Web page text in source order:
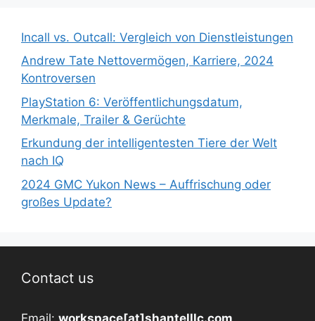
Incall vs. Outcall: Vergleich von Dienstleistungen
Andrew Tate Nettovermögen, Karriere, 2024
Kontroversen
PlayStation 6: Veröffentlichungsdatum,
Merkmale, Trailer & Gerüchte
Erkundung der intelligentesten Tiere der Welt
nach IQ
2024 GMC Yukon News – Auffrischung oder
großes Update?
Contact us
Email: workspace[at]shantelllc.com